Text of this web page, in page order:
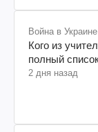
Война в Украине
Кого из
полный
2 дня назад